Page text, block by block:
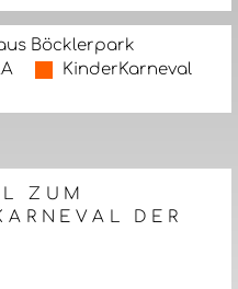
Böcklerpark
KinderKarneval
ZUM
DER